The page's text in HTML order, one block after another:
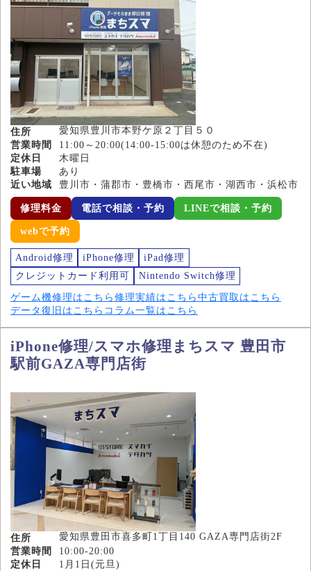
住所
愛知県豊川市本野ケ原２丁目５０
営業時間
11:00～20:00(14:00-15:00は休憩のため不在)
定休日
木曜日
駐車場
あり
近い地域
豊川市・蒲郡市・豊橋市・西尾市・湖西市・浜松市
修理料金 電話で相談・予約 LINEで相談・予約
webで予約
Android修理 iPhone修理
iPad修理
クレジットカード利用可
Nintendo Switch修理
ゲーム機修理はこちら 修理実績はこちら 中古買取はこちら
データ復旧はこちら コラム一覧はこちら
iPhone修理/スマホ修理まちスマ 豊田市
駅前GAZA専門店街
住所
愛知県豊田市喜多町1丁目140 GAZA専門店街2F
営業時間
10:00-20:00
定休日
1月1日(元旦)